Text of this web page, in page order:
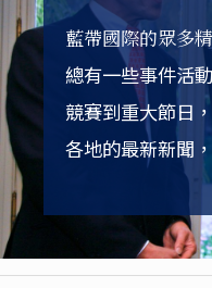
藍帶國際的眾多
總有一些事件活
競賽到重大節日
各地的最新新聞